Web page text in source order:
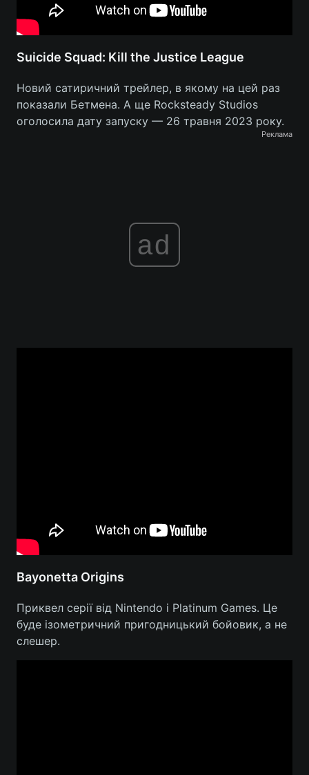
Suicide Squad: Kill the Justice League
Новий сатиричний трейлер, в якому на цей раз
показали Бетмена. А ще Rocksteady Studios
оголосила дату запуску — 26 травня 2023 року.
Реклама
ad
Bayonetta Origins
Приквел серії від Nintendo і Platinum Games. Це
буде ізометричний пригодницький бойовик, а не
слешер.